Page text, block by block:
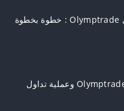
ابدأ التداول على Olymptrade : خطوة بخطوة
تسجيل حساب Olymptrade وعملية تداول